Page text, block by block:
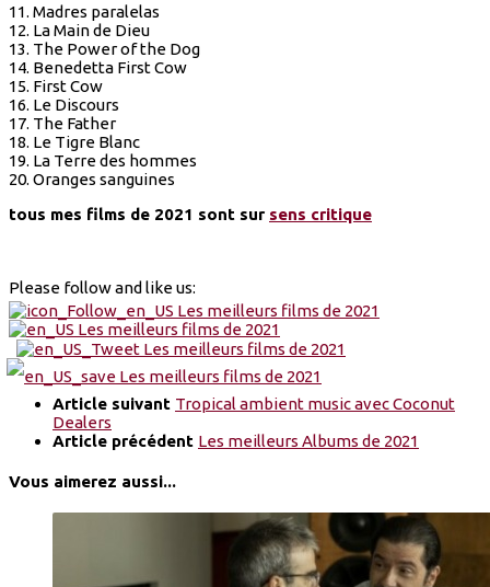
11. Madres paralelas
12. La Main de Dieu
13. The Power of the Dog
14. Benedetta First Cow
15. First Cow
16. Le Discours
17. The Father
18. Le Tigre Blanc
19. La Terre des hommes
20. Oranges sanguines
tous mes films de 2021 sont sur sens critique
Please follow and like us:
Article suivant Tropical ambient music avec Coconut
Dealers
Article précédent Les meilleurs Albums de 2021
Vous aimerez aussi...